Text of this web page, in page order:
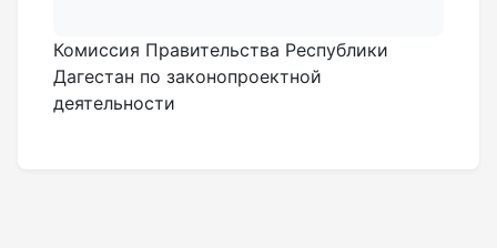
Комиссия Правительства Республики
Дагестан по законопроектной
деятельности